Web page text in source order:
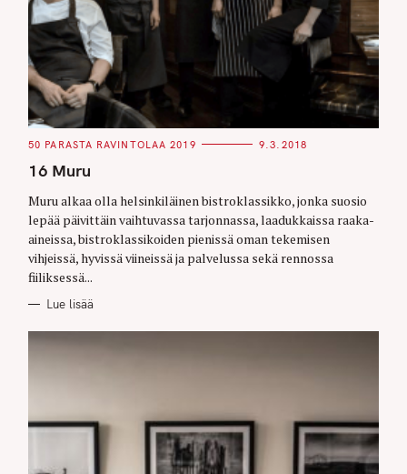
C
T
E
O
R
I
S
50 PARASTA RAVINTOLAA 2019 9.3.2018
16 Muru
Muru alkaa olla helsinkiläinen bistroklassikko, jonka suosio
lepää päivittäin vaihtuvassa tarjonnassa, laadukkaissa raaka-
aineissa, bistroklassikoiden pienissä oman tekemisen
vihjeissä, hyvissä viineissä ja palvelussa sekä rennossa
fiiliksessä...
Lue lisää